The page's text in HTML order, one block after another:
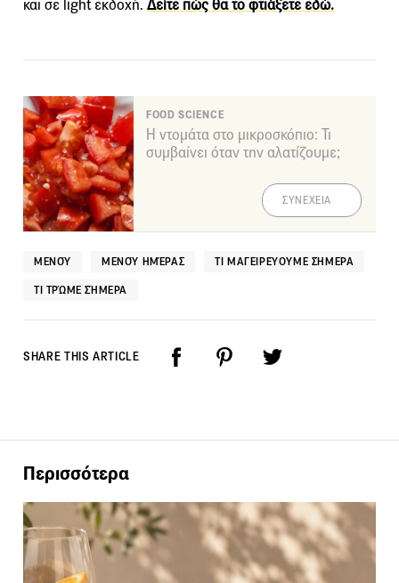
και σε light εκδοχή. Δείτε πώς θα το φτιάξετε εδώ.
FOOD SCIENCE
Η ντομάτα στο μικροσκόπιο: Τι
συμβαίνει όταν την αλατίζουμε;
ΣΥΝΕΧΕΙΑ
ΜΕΝΟΎ ΜΕΝΟΎ ΗΜΈΡΑΣ ΤΙ ΜΑΓΕΙΡΕΎΟΥΜΕ ΣΉΜΕΡΑ
ΤΙ ΤΡΏΜΕ ΣΉΜΕΡΑ
SHARE THIS ARTICLE
Περισσότερα